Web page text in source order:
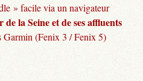
» facile via un navigateur
la Seine et de ses affluents
Garmin (Fenix 3 / Fenix 5)